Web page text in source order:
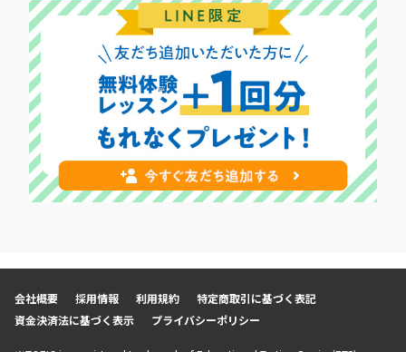
会社概要 採用情報 利用規約
特定商取引に基づく表記
資金決済法に基づく表示
プライバシーポリシー